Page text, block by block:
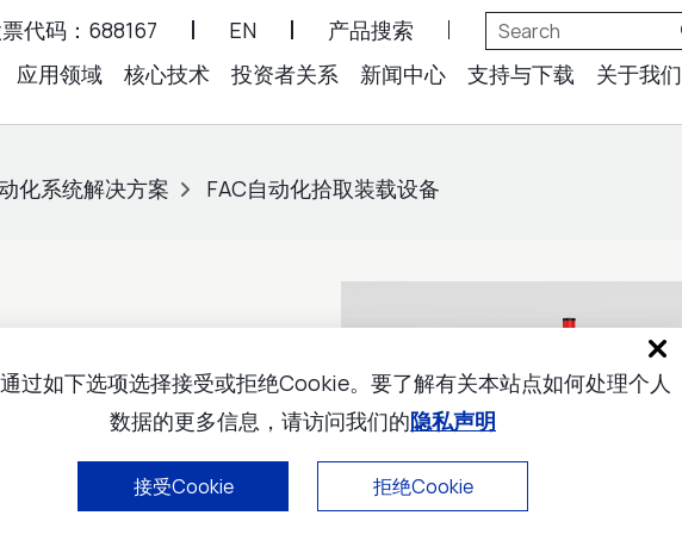
产品搜索
EN
代码：688167
应用领域 核心技术 投资者关系 新闻中心 支持与下载 关于我们
化系统解决方案 FAC自动化拾取装载设备
设备
置
过如下选项选择接受或拒绝Cookie。要了解有关本站点如何处理个人
数据的更多信息，请访问我们的隐私声明
接受Cookie 拒绝Cookie